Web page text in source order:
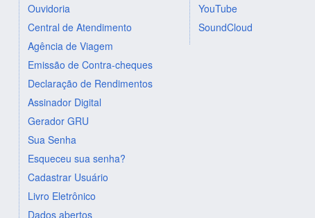
Ouvidoria
Central de Atendimento
Agência de Viagem
Emissão de Contra-cheques
Declaração de Rendimentos
Assinador Digital
Gerador GRU
Sua Senha
Esqueceu sua senha?
Cadastrar Usuário
Livro Eletrônico
Dados abertos
YouTube
SoundCloud